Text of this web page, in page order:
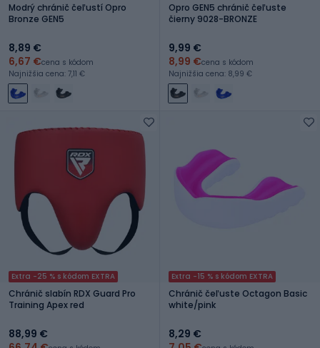
Modrý chránič čeľustí Opro
Bronze GEN5
8,89 €
6,67 €cena s kódom
Najnižšia cena: 7,11 €
Opro GEN5 chránič čeľuste
čierny 9028-BRONZE
9,99 €
8,99 €cena s kódom
Najnižšia cena: 8,99 €
Extra -25 % s kódom EXTRA
Chránič slabín RDX Guard Pro
Training Apex red
88,99 €
Extra -15 % s kódom EXTRA
Chránič čeľuste Octagon Basic
white/pink
8,29 €